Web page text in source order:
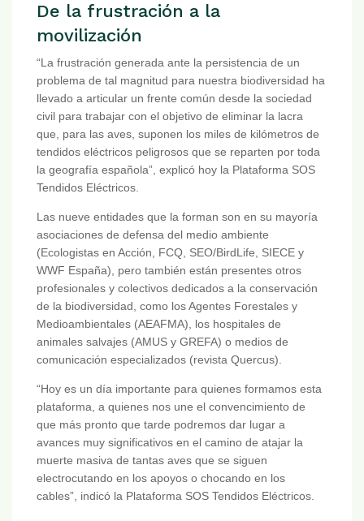
De la frustración a la
movilización
“La frustración generada ante la persistencia de un
problema de tal magnitud para nuestra biodiversidad ha
llevado a articular un frente común desde la sociedad
civil para trabajar con el objetivo de eliminar la lacra
que, para las aves, suponen los miles de kilómetros de
tendidos eléctricos peligrosos que se reparten por toda
la geografía española”, explicó hoy la Plataforma SOS
Tendidos Eléctricos.
Las nueve entidades que la forman son en su mayoría
asociaciones de defensa del medio ambiente
(Ecologistas en Acción, FCQ, SEO/BirdLife, SIECE y
WWF España), pero también están presentes otros
profesionales y colectivos dedicados a la conservación
de la biodiversidad, como los Agentes Forestales y
Medioambientales (AEAFMA), los hospitales de
animales salvajes (AMUS y GREFA) o medios de
comunicación especializados (revista Quercus).
“Hoy es un día importante para quienes formamos esta
plataforma, a quienes nos une el convencimiento de
que más pronto que tarde podremos dar lugar a
avances muy significativos en el camino de atajar la
muerte masiva de tantas aves que se siguen
electrocutando en los apoyos o chocando en los
cables”, indicó la Plataforma SOS Tendidos Eléctricos.